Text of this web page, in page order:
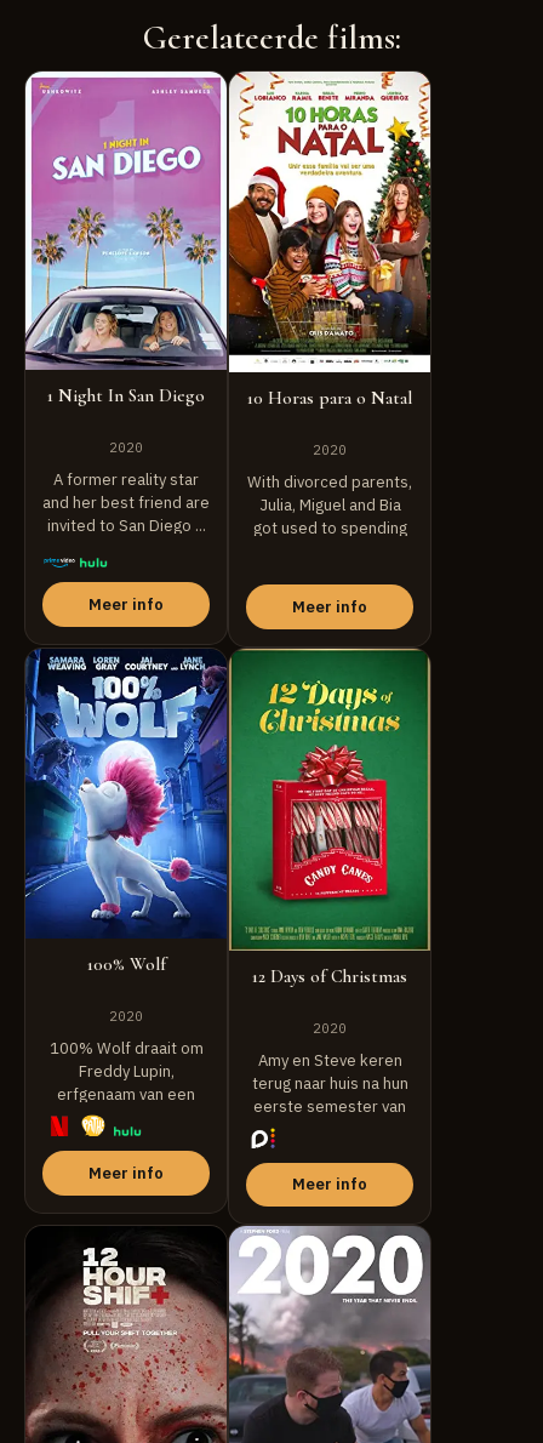
Gerelateerde films:
1 Night In San Diego
2020
A former reality star
and her best friend are
invited to San Diego ...
Meer info
10 Horas para o Natal
2020
With divorced parents,
Julia, Miguel and Bia
got used to spending
Meer info
100% Wolf
2020
100% Wolf draait om
Freddy Lupin,
erfgenaam van een
trotse familielijn van
weerwolven. Ervan ...
Meer info
12 Days of Christmas
2020
Amy en Steve keren
terug naar huis na hun
eerste semester van
Meer info